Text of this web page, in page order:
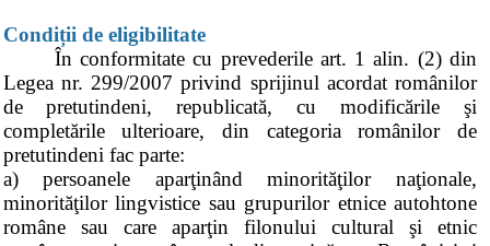
Condiții de eligibilitate
În conformitate cu prevederile art. 1 alin. (2) din
Legea nr. 299/2007 privind sprijinul acordat românilor
de pretutindeni, republicată, cu modificările şi
completările ulterioare, din categoria românilor de
pretutindeni fac parte:
a) persoanele aparţinând minorităţilor naţionale,
minorităţilor lingvistice sau grupurilor etnice autohtone
române sau care aparţin filonului cultural şi etnic